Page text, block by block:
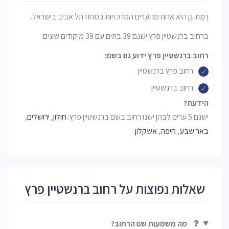
רָמַת-גַּן היא אחת מהערים המרכזיות במחוז תל אביב בישראל.
ברחוב ברנשטיין פרץ ישנם 39 בתים עם 39 מיקודים שונים.
רחוב ברנשטיין פרץ ידוע גם בשם:
רחוב פרץ ברנשטיין
רחוב ברנשטיין
הידעת?
ישנם 5 ערים לבהן ישנו רחוב בשם ברנשטיין פרץ:
חולון, ירושלים,
באר שבע, חיפה,אשקלון.
שאלות נפוצות על רחוב ברנשטיין פרץ
❓ מה משמעות שם הרחוב?